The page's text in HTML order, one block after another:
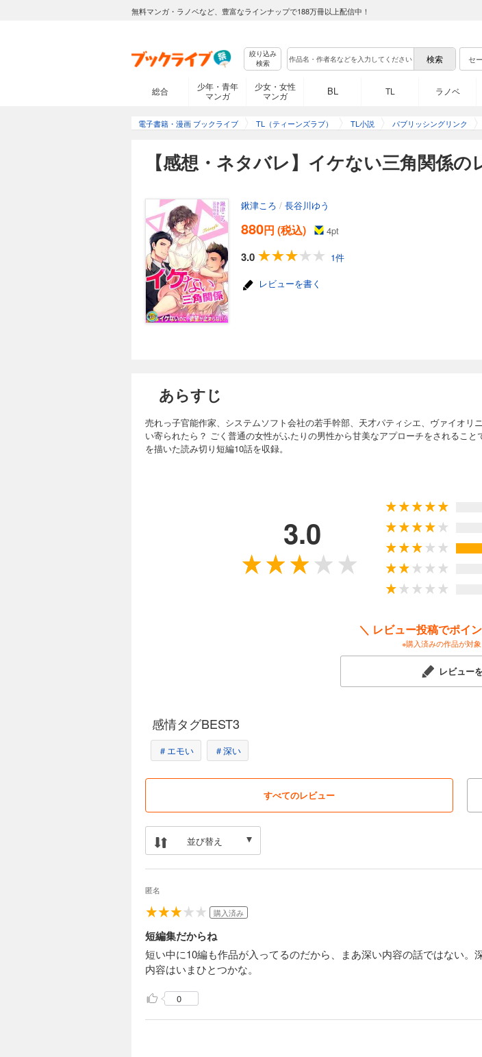
無料マンガ・ラノベなど、豊富なラインナップで188万冊以上配信中！
絞り込み
検索
セ
総合
少年・青年
マンガ
少女・女性
マンガ
BL TL ラノベ
電子書籍・漫画 ブックライブ TL（ティーンズラブ） TL小説 パブリッシングリンク
【感想・ネタバレ】イケない三角関係の
鍬津ころ / 長谷川ゆう
880円 (税込) 4pt
3.0
1件
レビューを書く
あらすじ
売れっ子官能作家、システムソフト会社の若手幹部、天才パティシエ、ヴァイオ
い寄られたら？ ごく普通の女性がふたりの男性から甘美なアプローチをされるこ
を描いた読み切り短編10話を収録。
3.0
＼ レビュー投稿でポイ
※購入済みの作品が対
レビュー
感情タグBEST3
＃エモい ＃深い
すべてのレビュー
並び替え
匿名
購入済み
短編集だからね
短い中に10編も作品が入ってるのだから、まあ深い内容の話ではない
内容はいまひとつかな。
0